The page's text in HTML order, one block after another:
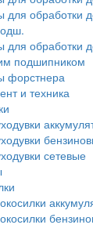
для обработки
для обработки
подшипником
форстнера
и техника
сетевые